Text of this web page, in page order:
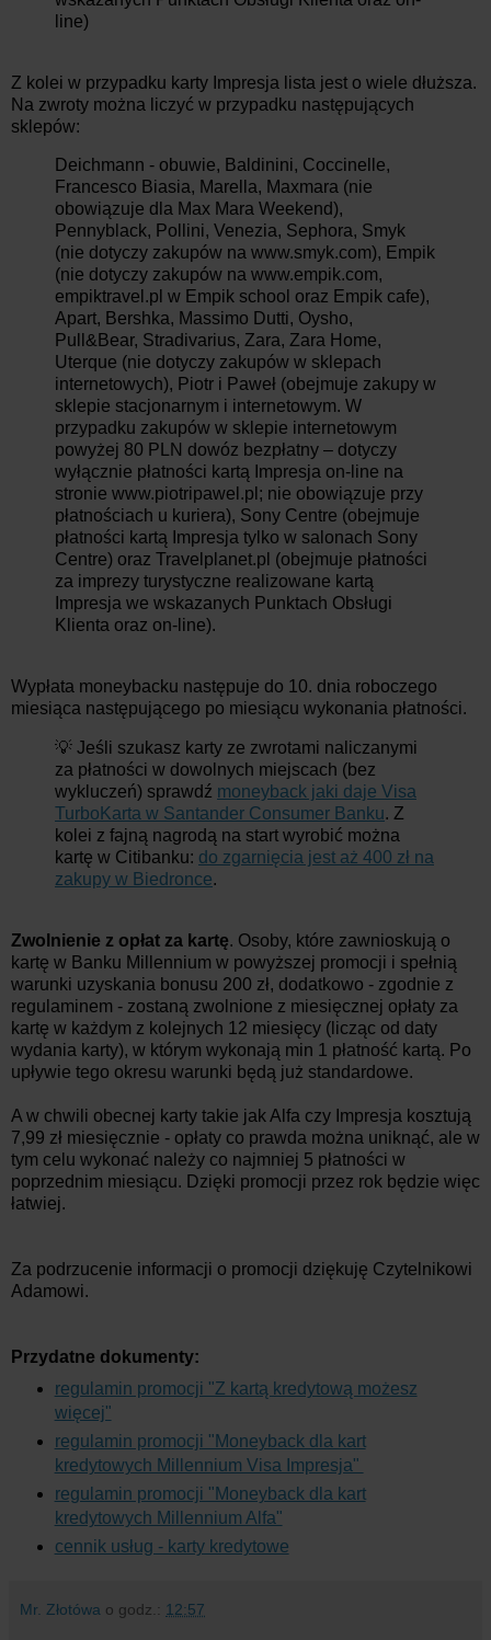
line)
Z kolei w przypadku karty Impresja lista jest o wiele dłuższa.
Na zwroty można liczyć w przypadku następujących
sklepów:
Deichmann - obuwie, Baldinini, Coccinelle,
Francesco Biasia, Marella, Maxmara (nie
obowiązuje dla Max Mara Weekend),
Pennyblack, Pollini, Venezia, Sephora, Smyk
(nie dotyczy zakupów na www.smyk.com), Empik
(nie dotyczy zakupów na www.empik.com,
empiktravel.pl w Empik school oraz Empik cafe),
Apart, Bershka, Massimo Dutti, Oysho,
Pull&Bear, Stradivarius, Zara, Zara Home,
Uterque (nie dotyczy zakupów w sklepach
internetowych), Piotr i Paweł (obejmuje zakupy w
sklepie stacjonarnym i internetowym. W
przypadku zakupów w sklepie internetowym
powyżej 80 PLN dowóz bezpłatny – dotyczy
wyłącznie płatności kartą Impresja on-line na
stronie www.piotripawel.pl; nie obowiązuje przy
płatnościach u kuriera), Sony Centre (obejmuje
płatności kartą Impresja tylko w salonach Sony
Centre) oraz Travelplanet.pl (obejmuje płatności
za imprezy turystyczne realizowane kartą
Impresja we wskazanych Punktach Obsługi
Klienta oraz on-line).
Wypłata moneybacku następuje do 10. dnia roboczego
miesiąca następującego po miesiącu wykonania płatności.
💡 Jeśli szukasz karty ze zwrotami naliczanymi
za płatności w dowolnych miejscach (bez
wykluczeń) sprawdź moneyback jaki daje Visa
TurboKarta w Santander Consumer Banku. Z
kolei z fajną nagrodą na start wyrobić można
kartę w Citibanku: do zgarnięcia jest aż 400 zł na
zakupy w Biedronce.
Zwolnienie z opłat za kartę. Osoby, które zawnioskują o
kartę w Banku Millennium w powyższej promocji i spełnią
warunki uzyskania bonusu 200 zł, dodatkowo - zgodnie z
regulaminem - zostaną zwolnione z miesięcznej opłaty za
kartę w każdym z kolejnych 12 miesięcy (licząc od daty
wydania karty), w którym wykonają min 1 płatność kartą. Po
upływie tego okresu warunki będą już standardowe.
A w chwili obecnej karty takie jak Alfa czy Impresja kosztują
7,99 zł miesięcznie - opłaty co prawda można uniknąć, ale w
tym celu wykonać należy co najmniej 5 płatności w
poprzednim miesiącu. Dzięki promocji przez rok będzie więc
łatwiej.
Za podrzucenie informacji o promocji dziękuję Czytelnikowi
Adamowi.
Przydatne dokumenty:
regulamin promocji "Z kartą kredytową możesz
więcej"
regulamin promocji "Moneyback dla kart
kredytowych Millennium Visa Impresja"
regulamin promocji "Moneyback dla kart
kredytowych Millennium Alfa"
cennik usług - karty kredytowe
Mr. Złotówa o godz.: 12:57